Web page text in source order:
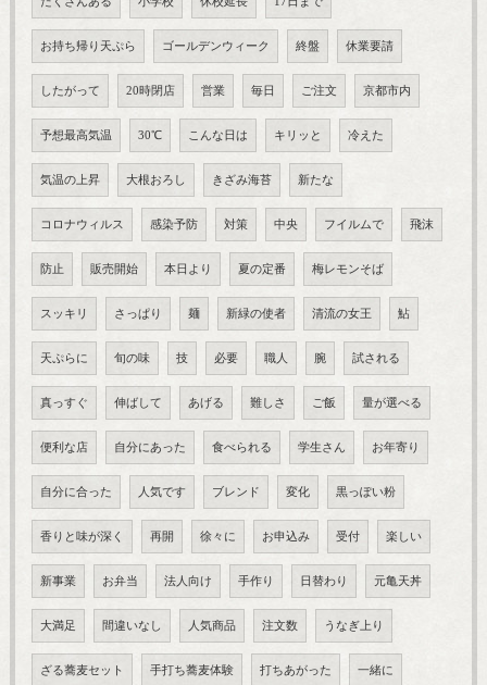
お持ち帰り天ぷら ゴールデンウィーク 終盤 休業要請
したがって 20時閉店 営業 毎日 ご注文 京都市内
予想最高気温 30℃ こんな日は キリッと 冷えた
気温の上昇 大根おろし きざみ海苔 新たな
コロナウィルス 感染予防 対策 中央 フイルムで 飛沫
防止 販売開始 本日より 夏の定番 梅レモンそば
スッキリ さっぱり 麺 新緑の使者 清流の女王 鮎
天ぷらに 旬の味 技 必要 職人 腕 試される
真っすぐ 伸ばして あげる 難しさ ご飯 量が選べる
便利な店 自分にあった 食べられる 学生さん お年寄り
自分に合った 人気です ブレンド 変化 黒っぽい粉
香りと味が深く 再開 徐々に お申込み 受付 楽しい
新事業 お弁当 法人向け 手作り 日替わり 元亀天丼
大満足 間違いなし 人気商品 注文数 うなぎ上り
ざる蕎麦セット 手打ち蕎麦体験 打ちあがった 一緒に